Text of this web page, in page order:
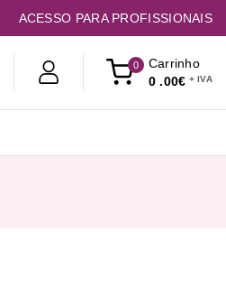
ACESSO PARA PROFISSIONAIS
0
Carrinho
0 .00€